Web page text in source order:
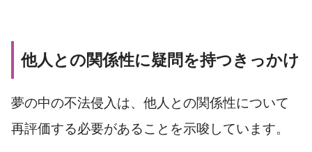
他人との関係性に疑問を持つきっかけ
夢の中の不法侵入は、他人との関係性について
再評価する必要があることを示唆しています。